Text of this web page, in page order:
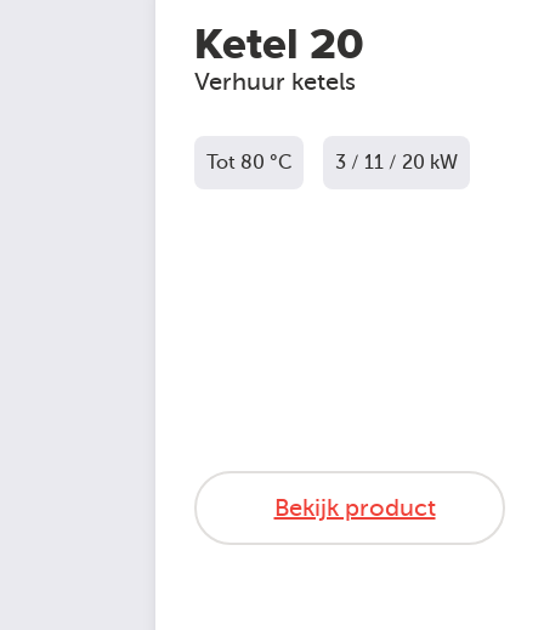
Ketel 20
Verhuur ketels
Tot 80 °C 3 / 11 / 20 kW
Bekijk product